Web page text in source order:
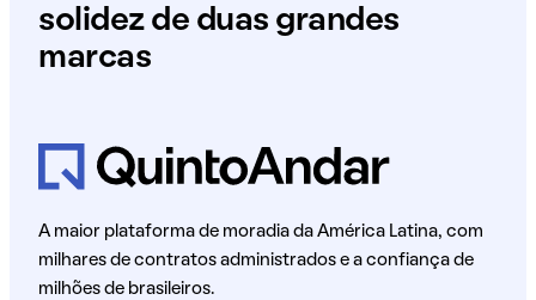
solidez de duas grandes
marcas
A maior plataforma de moradia da América Latina, com
milhares de contratos administrados e a confiança de
milhões de brasileiros.